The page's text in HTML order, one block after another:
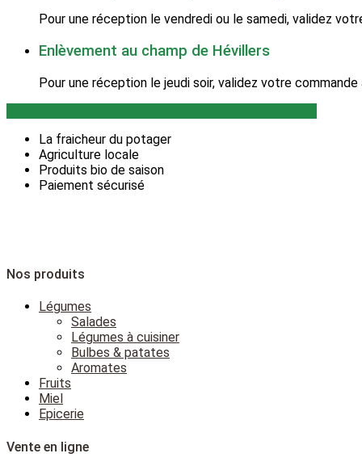
Pour une réception le vendredi ou le samedi, validez
Enlèvement au champ de Hévillers
Pour une réception le jeudi soir, validez votre
La fraicheur du potager
Agriculture locale
Produits bio de saison
Paiement sécurisé
Nos produits
Légumes
Salades
Légumes à cuisiner
Bulbes & patates
Aromates
Fruits
Miel
Epicerie
Vente en ligne